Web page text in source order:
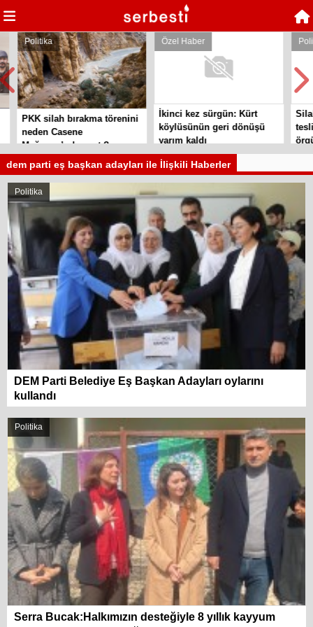
Politika
PKK silah bırakma törenini
neden Casene
Mağarası’nda yaptı?
Özel Haber
İkinci kez sürgün: Kürt
köylüsünün geri dönüşü
yarım kaldı
Politika
dem parti eş başkan adayları ile İlişkili Haberler
Politika
DEM Parti Belediye Eş Başkan Adayları oylarını
kullandı
Politika
Serra Bucak:Halkımızın desteğiyle 8 yıllık kayyum